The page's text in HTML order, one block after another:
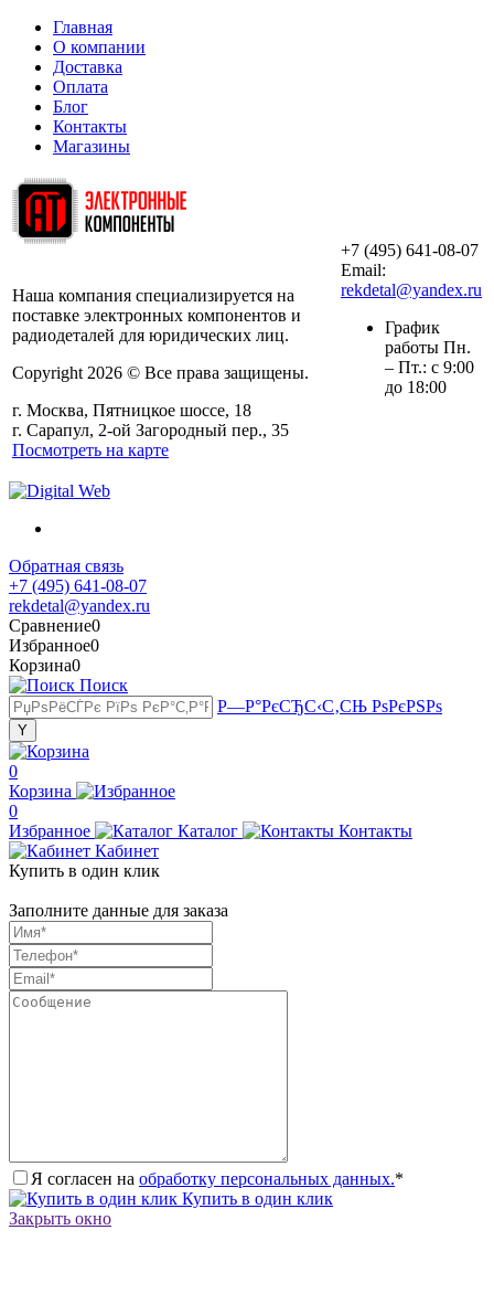
Главная
О компании
Доставка
Оплата
Блог
Контакты
Магазины
Наша компания специализируется на
поставке электронных компонентов и
радиодеталей для юридических лиц.
Copyright 2026 © Все права защищены.
г. Москва, Пятницкое шоссе, 18
г. Сарапул, 2-ой Загородный пер., 35
Посмотреть на карте
+7 (495) 641-08-07
Email:
rekdetal@yandex.ru
График
работы Пн.
– Пт.: с 9:00
до 18:00
Обратная связь
+7 (495) 641-08-07
rekdetal@yandex.ru
Сравнение0
Избранное0
Корзина0
Поиск
Р—Р°РєСЂС‹С‚СЊ РѕРєРЅРѕ
0
Корзина
0
Избранное
Каталог
Контакты
Кабинет
Купить в один клик
Заполните данные для заказа
Я согласен на обработку персональных данных.*
Купить в один клик
Закрыть окно